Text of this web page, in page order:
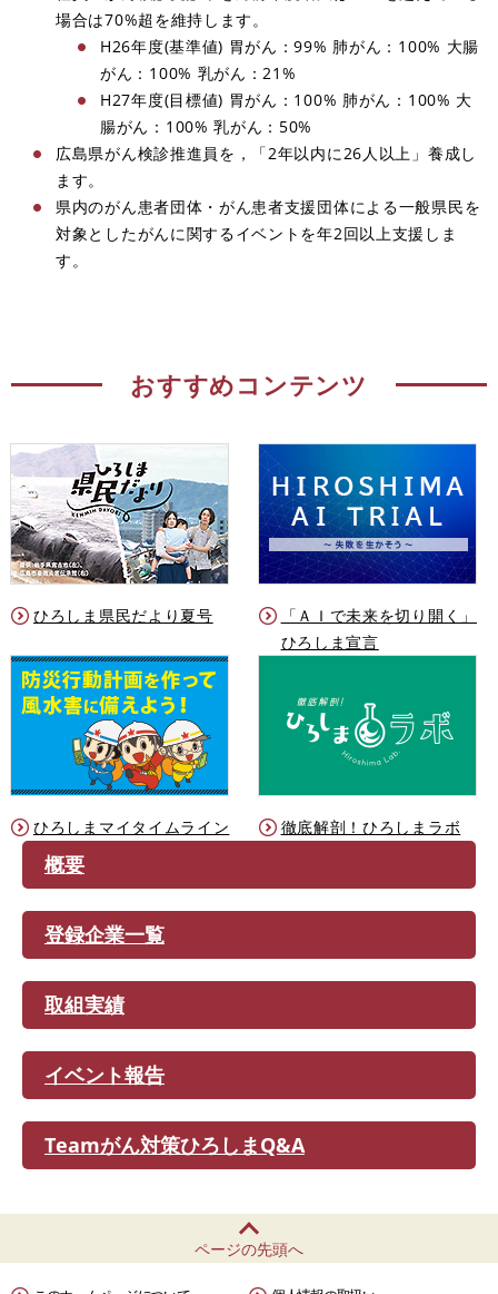
場合は70%超を維持します。
H26年度(基準値) 胃がん：99% 肺がん：100% 大腸
がん：100% 乳がん：21%
H27年度(目標値) 胃がん：100% 肺がん：100% 大
腸がん：100% 乳がん：50%
広島県がん検診推進員を，「2年以内に26人以上」養成し
ます。
県内のがん患者団体・がん患者支援団体による一般県民を
対象としたがんに関するイベントを年2回以上支援しま
す。
おすすめコンテンツ
ひろしま県民だより夏号
「ＡＩで未来を切り開く」
ひろしま宣言
ひろしまマイタイムライン 徹底解剖！ひろしまラボ
概要
登録企業一覧
取組実績
イベント報告
Teamがん対策ひろしまQ&A
ページの先頭へ